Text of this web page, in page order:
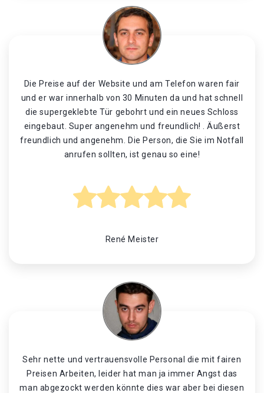
Die Preise auf der Website und am Telefon waren fair
und er war innerhalb von 30 Minuten da und hat schnell
die supergeklebte Tür gebohrt und ein neues Schloss
eingebaut. Super angenehm und freundlich! . Äußerst
freundlich und angenehm. Die Person, die Sie im Notfall
anrufen sollten, ist genau so eine!
René Meister
Sehr nette und vertrauensvolle Personal die mit fairen
Preisen Arbeiten, leider hat man ja immer Angst das
man abgezockt werden könnte dies war aber bei diesen